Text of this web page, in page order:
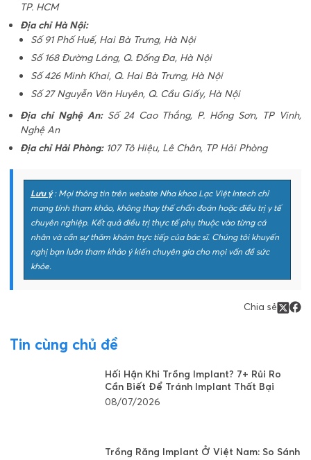
TP. HCM
Địa chỉ Hà Nội:
Số 91 Phố Huế, Hai Bà Trưng, Hà Nội
Số 168 Đường Láng, Q. Đống Đa, Hà Nội
Số 426 Minh Khai, Q. Hai Bà Trưng, Hà Nội
Số 27 Nguyễn Văn Huyên, Q. Cầu Giấy, Hà Nội
Địa chỉ Nghệ An:Số 24 Cao Thắng, P. Hồng Sơn, TP Vinh,
Nghệ An
Địa chỉ Hải Phòng:107 Tô Hiệu, Lê Chân, TP Hải Phòng
Lưu ý: Mọi thông tin trên website Nha khoa Lạc Việt Intech chỉ
mang tính tham khảo, không thay thế chẩn đoán hoặc điều trị y tế
chuyên nghiệp. Kết quả điều trị thực tế phụ thuộc vào từng cá
nhân và cần sự thăm khám trực tiếp của bác sĩ. Chúng tôi khuyến
nghị bạn luôn tham khảo ý kiến chuyên gia cho mọi vấn đề sức
khỏe.
Chia sẻ
Tin cùng chủ đề
Hối Hận Khi Trồng Implant? 7+ Rủi Ro
Cần Biết Để Tránh Implant Thất Bại
08/07/2026
Trồng Răng Implant Ở Việt Nam: So Sánh